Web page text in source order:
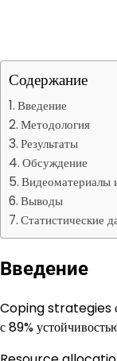
Содержание
Введение
Методология
Результаты
Обсуждение
Видеоматериалы
Выводы
Статистические
Введение
Coping strategies
с 89%